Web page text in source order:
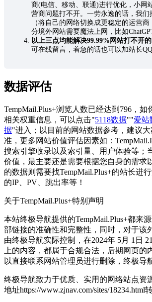
商(电信、移动、联通)进行优化，小网
营商问题打不开。一劳永逸的话，我们
（将自己的网络切换成更稳定的运营
分境外网站需要魔法上网，比如
以上三点均能解决99.99%网站打不开的
可在线留言，着急的话也可以加站长
数据评估
TempMail.Plus+浏览人数已经达到796，如
相关权重信息，可以点击"5118数据""爱站
据"进入；以目前的网站数据参考，建议
准，更多网站价值评估因素如：
搜索引擎收录以及索引量、用户体验等；
价值，最主要还是需要根据您自身的需求
的数据则需要找TempMail.Plus+的站长进
的IP、PV、跳出率等！
关于TempMail.Plus+特别声明
本站终极导航提供的TempMail.Plus+都来
部链接的准确性和完整性，同时，对于该
由终极导航实际控制，在2024年 5月 1日
上的内容，都属于合规合法，后期网页的
以直接联系网站管理员进行删除，终极导
终极导航致力于优质、实用的网络站点资
地址https://www.zjnav.com/sites/18234.html